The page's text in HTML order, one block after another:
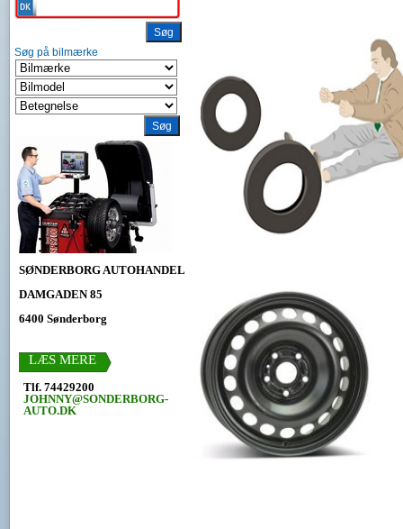
Søg på bilmærke
SØNDERBORG AUTOHANDEL
DAMGADEN 85
6400 Sønderborg
LÆS MERE
Tlf. 74429200
JOHNNY@SONDERBORG-
AUTO.DK